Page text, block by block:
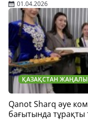
01.04.2026
ҚАЗАҚСТАН
Qanot Sharq әуе
бағытында тұрақты